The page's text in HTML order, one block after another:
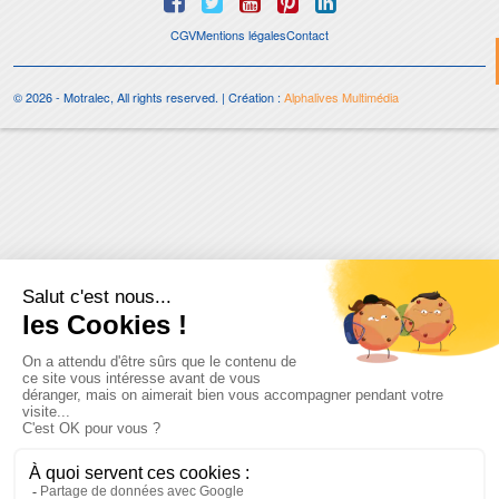
CGVMentions légalesContact
© 2026 - Motralec, All rights reserved. | Création :Alphalives Multimédia